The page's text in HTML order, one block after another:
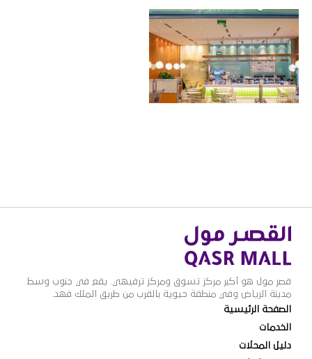
قصر مول هو أكبر مركز تسوق ومركز ترفيهي. يقع في جنوب وسط
مدينة الرياض وفي منطقة حيوية بالقرب من طريق الملك فهد.
الصفحة الرئيسية
الخدمات
دليل المحلات